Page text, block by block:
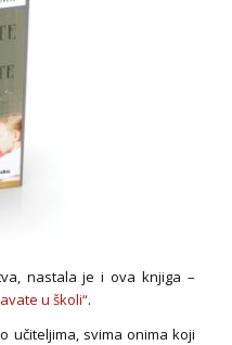
nastala je i ova knjiga –
u školi“.
učiteljima, svima onima koji